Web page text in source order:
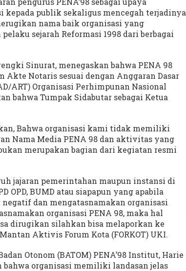
publik sekaligus mencegah terjadinya
nama baik organisasi yang
sejarah Reformasi 1998 dari berbagai
Sinurat, menegaskan bahwa PENA 98
Notaris sesuai dengan Anggaran Dasar
ART) Organisasi Perhimpunan Nasional
bahwa Tumpak Sidabutar sebagai Ketua
Bahwa organisasi kami tidak memiliki
Nama Media PENA 98 dan aktivitas yang
merupakan bagian dari kegiatan resmi
jajaran pemerintahan maupun instansi di
OPD, BUMD atau siapapun yang apabila
dan mengatasnamakan organisasi
organisasi PENA 98, maka hal
dirugikan silahkan bisa melaporkan ke
Aktivis Forum Kota (FORKOT) UKI.
Otonom (BATOM) PENA’98 Institut, Harie
bahwa organisasi memiliki landasan jelas